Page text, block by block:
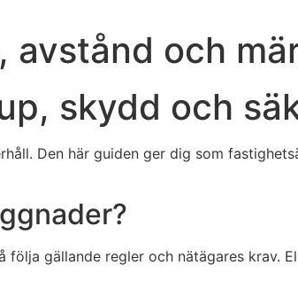
avstånd och
skydd och
Den här guiden ger dig som
gällande regler och nätägares krav.